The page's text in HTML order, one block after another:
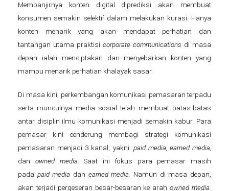
Membanjirnya konten digital diprediksi akan membuat
konsumen semakin selektif dalam melakukan kurasi. Hanya
konten menarik yang akan mendapat perhatian dan
tantangan utama praktisi corporate communications di masa
depan ialah menciptakan dan menyebarkan konten yang
mampu menarik perhatian khalayak sasar.
Di masa kini, perkembangan komunikasi pemasaran terpadu
serta munculnya media sosial telah membuat batas-batas
antar disiplin ilmu komunikasi menjadi semakin kabur. Para
pemasar kini cenderung membagi strategi komunikasi
pemasaran menjadi 3 kanal, yakni: paid media, earned media,
dan owned media . Saat ini fokus para pemasar masih
pada paid media dan earned media.
Namun di masa depan,
akan terjadi pergeseran besar-besaran ke arahowned media.